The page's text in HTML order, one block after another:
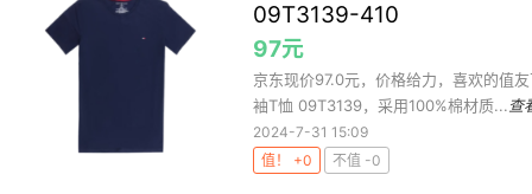
09T3139-410
97元
京东现价97.0元，价格给力，喜欢的值
袖T恤 09T3139，采用100%棉材质... 查
2024-7-31 15:09
值！ +0
不值 -0